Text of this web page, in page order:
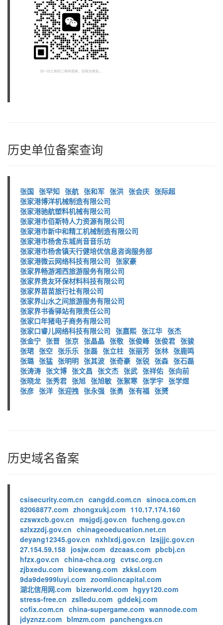
历史单位备案查询
张国 张罕知 张航 张和军 张洪 张会庆 张际超
张家港博洋机械制造有限公司
张家港驰航塑料机械有限公司
张家港市佰斯特人力资源有限公司
张家港市新中和精工机械制造有限公司
张家港市杨舍东城尚音音乐坊
张家港市杨舍镇天行健培优信息咨询服务部
张家港微云网络科技有限公司 张家豪
张家界畅游湘西旅游服务有限公司
张家界贵友环保材料科技有限公司
张家界苗苗旅行社有限公司
张家界山水之间旅游服务有限公司
张家界书香驿站有限责任公司
张家口年猪电子商务有限公司
张家口睿儿网络科技有限公司 张嘉熙 张江华 张杰
张金宁 张晋 张京 张晶晶 张敬 张俊峰 张俊君 张骏
张珺 张空 张乐乐 张磊 张立柱 张丽芳 张林 张鹿鸣
张璐 张猛 张明明 张其波 张奇豪 张锐 张森 张石磊
张涛涛 张文博 张文昌 张文杰 张武 张祥佑 张向前
张晓龙 张秀君 张旭 张旭敏 张絮寒 张学宇 张学煜
张彦 张洋 张迎拽 张永强 张勇 张有福 张赟
历史域名备案
csisecurity.com.cn cangdd.com.cn sinoca.com.cn
82068877.com zhongxukj.com 110.17.174.160
czswxcb.gov.cn msjgdj.gov.cn fucheng.gov.cn
szlxzzdj.gov.cn chinageoeducation.net.cn
deyang12345.gov.cn nxhlxdj.gov.cn lzsjjjc.gov.cn
27.154.59.158 josjw.com dzcaas.com pbcbj.cn
hfzx.gov.cn china-chca.org cvtsc.org.cn
zjbxedu.com bicewang.com zkksl.com
9da9de999luyi.com zoomlioncapital.com
湖北信用网.com bizerworld.com hgyy120.com
stress-free.cn zslledu.com gddekj.com
cofix.com.cn china-supergame.com wannode.com
jdyznzz.com blmzm.com panchengxs.cn